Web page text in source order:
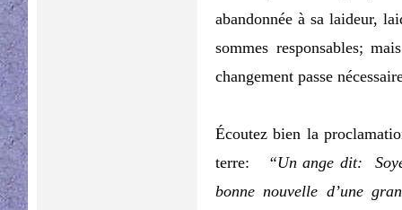
abandonnée à sa laideur,
sommes responsables;
changement passe
Écoutez bien la
terre:
“Un ange dit:
bonne nouvelle d’une